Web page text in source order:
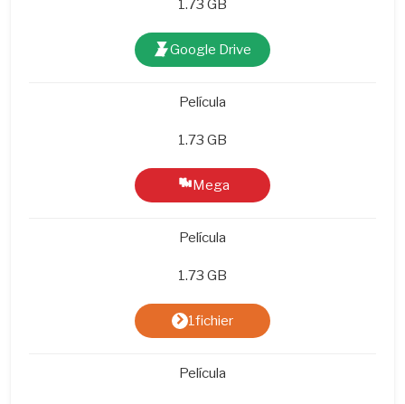
1.73 GB
Google Drive
Película
1.73 GB
Mega
Película
1.73 GB
1fichier
Película